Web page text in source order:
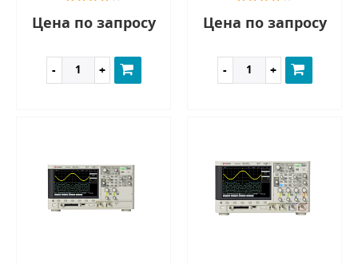
Цена по запросу Цена по запросу